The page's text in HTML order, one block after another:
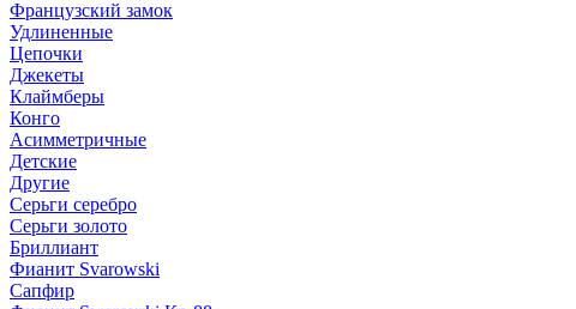
Французский замок
Удлиненные
Цепочки
Джекеты
Клаймберы
Конго
Асимметричные
Детские
Другие
Серьги серебро
Серьги золото
Бриллиант
Фианит Svarowski
Сапфир